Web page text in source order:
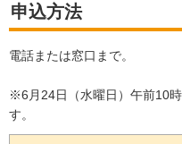
申込方法
電話または窓口まで。
※6月24日（水曜日）午前10
す。